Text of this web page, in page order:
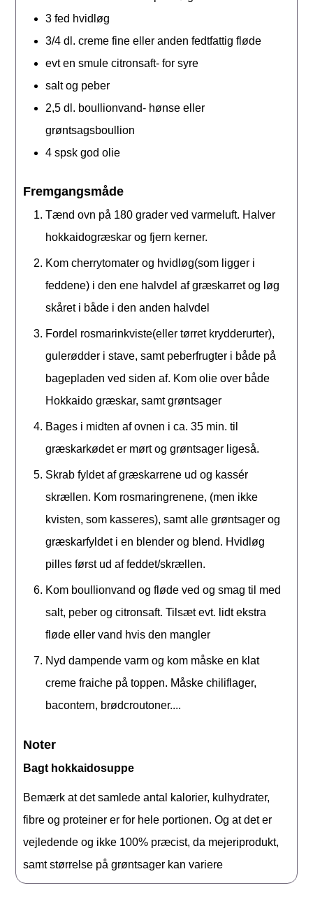
3 fed hvidløg
3/4dl. creme fine eller anden fedtfattig fløde
evt en smule citronsaft- for syre
salt og peber
2,5 dl. boullionvand- hønse eller
grøntsagsboullion
4 spsk god olie
Fremgangsmåde
Tænd ovn på 180 grader ved varmeluft. Halver
hokkaidogræskar og fjern kerner.
Kom cherrytomater og hvidløg(som ligger i
feddene) i den ene halvdel af græskarret og løg
skåret i både i den anden halvdel
Fordel rosmarinkviste(eller tørret krydderurter),
gulerødder i stave, samt peberfrugter i både på
bagepladen ved siden af. Kom olie over både
Hokkaido græskar, samt grøntsager
Bages i midten af ovnen i ca. 35 min. til
græskarkødet er mørt og grøntsager ligeså.
Skrab fyldet af græskarrene ud og kassér
skrællen. Kom rosmaringrenene, (men ikke
kvisten, som kasseres), samt alle grøntsager og
græskarfyldet i en blender og blend. Hvidløg
pilles først ud af feddet/skrællen.
Kom boullionvand og fløde ved og smag til med
salt, peber og citronsaft. Tilsæt evt. lidt ekstra
fløde eller vand hvis den mangler
Nyd dampende varm og kom måske en klat
creme fraiche på toppen. Måske chiliflager,
bacontern, brødcroutoner....
Noter
Bagt hokkaidosuppe
Bemærk at det samlede antal kalorier, kulhydrater,
fibre og proteiner er for hele portionen. Og at det er
vejledende og ikke 100% præcist, da mejeriprodukt,
samt størrelse på grøntsager kan variere